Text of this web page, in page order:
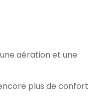
aération et une
plus de confort